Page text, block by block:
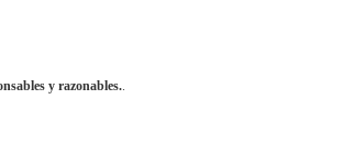
y razonables..